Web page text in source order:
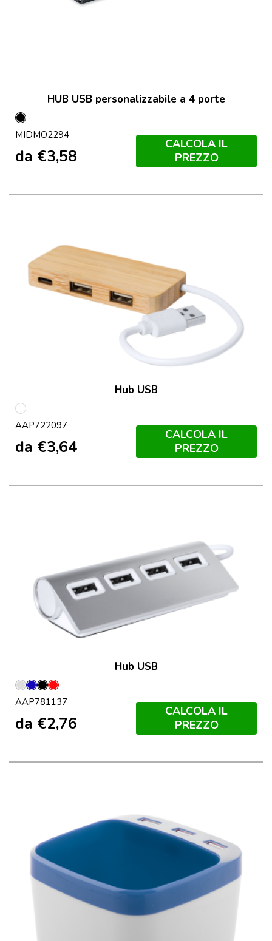
HUB USB personalizzabile a 4 porte
Nero
MIDMO2294
da €3,58
CALCOLA IL
PREZZO
Hub USB
multicolore
AAP722097
da €3,64
CALCOLA IL
PREZZO
Hub USB
Argento
BluNeroRosso
AAP781137
da €2,76
CALCOLA IL
PREZZO